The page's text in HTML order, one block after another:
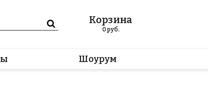
Корзина
0руб.
Шоурум